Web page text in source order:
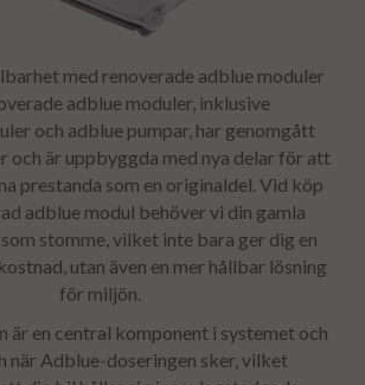
med renoverade adblue moduler
adblue moduler, inklusive
och adblue pumpar, har genomgått
och är uppbyggda med nya delar för att
prestanda som en originaldel. Vid köp
adblue modul behöver vi din gamla
stomme, vilket inte bara ger dig en
utan även en mer hållbar lösning
för miljön.
är en central komponent i systemet och
när Adblue-doseringen sker, vilket